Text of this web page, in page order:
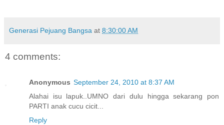
Generasi Pejuang Bangsa at 8:30:00 AM
4 comments:
Anonymous September 24, 2010 at 8:37 AM
Alahai isu lapuk..UMNO dari dulu hingga sekarang pon
PARTI anak cucu cicit...
Reply